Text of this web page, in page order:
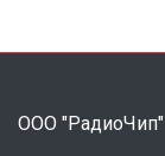
ООО "РадиоЧип"